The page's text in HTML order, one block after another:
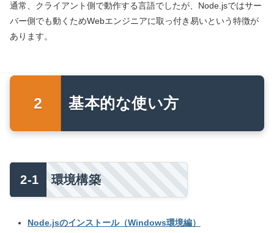
通常、クライアント側で動作する言語でしたが、Node.jsではサー
バー側でも動くためWebエンジニアに取っ付き易いという特徴が
あります。
基本的な使い方
環境構築
Node.jsのインストール（Windows環境編）